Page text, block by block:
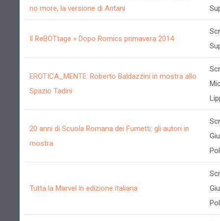
no more, la versione di Antani
Il ReBOTtage » Dopo Romics primavera 2014
EROTICA_MENTE: Roberto Baldazzini in mostra allo
Spazio Tadini
20 anni di Scuola Romana dei Fumetti: gli autori in
mostra
Tutta la Marvel in edizione italiana